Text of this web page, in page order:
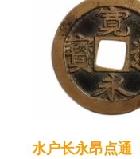
水户长永昂点通